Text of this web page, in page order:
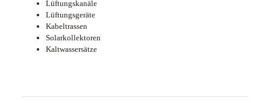
Lüftungskanäle
Lüftungsgeräte
Kabeltrassen
Solarkollektoren
Kaltwassersätze